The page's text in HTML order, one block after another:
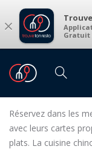
×
Gratuit
Restaurants
Restaurants
Réservez dans les
avec leurs cartes
plats. La cuisine